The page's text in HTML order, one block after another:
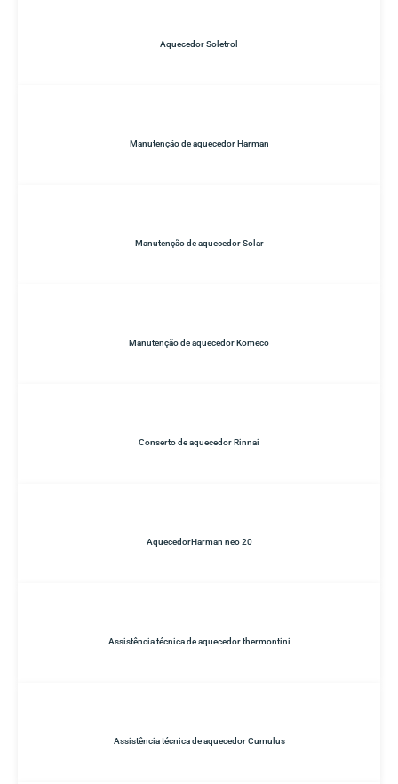
Aquecedor Soletrol
Manutenção de aquecedor Harman
Manutenção de aquecedor Solar
Manutenção de aquecedor Komeco
Conserto de aquecedor Rinnai
AquecedorHarman neo 20
Assistência técnica de aquecedor thermontini
Assistência técnica de aquecedor Cumulus